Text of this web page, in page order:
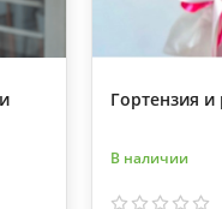
Гортензия
В наличии